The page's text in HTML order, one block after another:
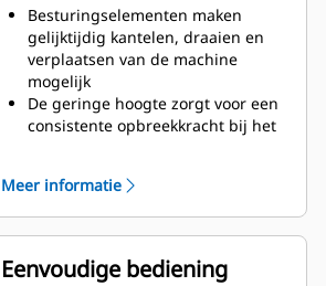
Besturingselementen maken
gelijktijdig kantelen, draaien en
verplaatsen van de machine
mogelijk
De geringe hoogte zorgt voor een
consistente opbreekkracht bij het
kan binnen enkele seconden van
uitrustingsstuk worden gewisseld
Verzet meer werk met minder
uitrustingsstukken en machines
Meer informatie
Eenvoudige bediening